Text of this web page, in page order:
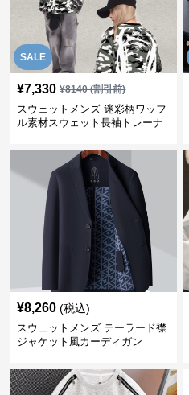
SALE
¥7,330 ¥8140(割引前)
スウェットメンズ 迷彩柄ワッフ
ル素材スウェット長袖トレーナ
¥8,260 (税込)
スウェットメンズ テーラード襟
ジャケット風カーディガン